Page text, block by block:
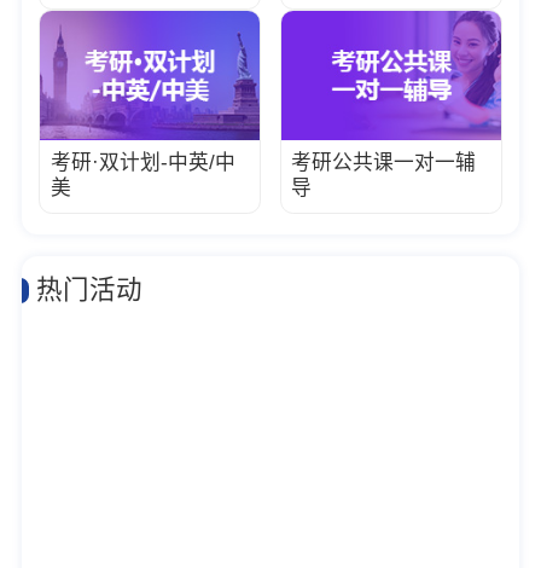
考研·双计划-中英/中
美
考研公共课一对一辅
导
热门活动